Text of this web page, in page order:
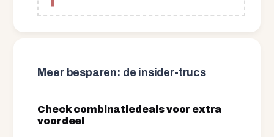
Meer besparen: de insider-trucs
Check combinatiedeals voor extra
voordeel